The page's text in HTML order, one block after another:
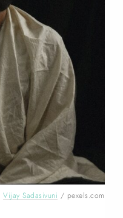
Vijay Sadasivuni / pexels.com